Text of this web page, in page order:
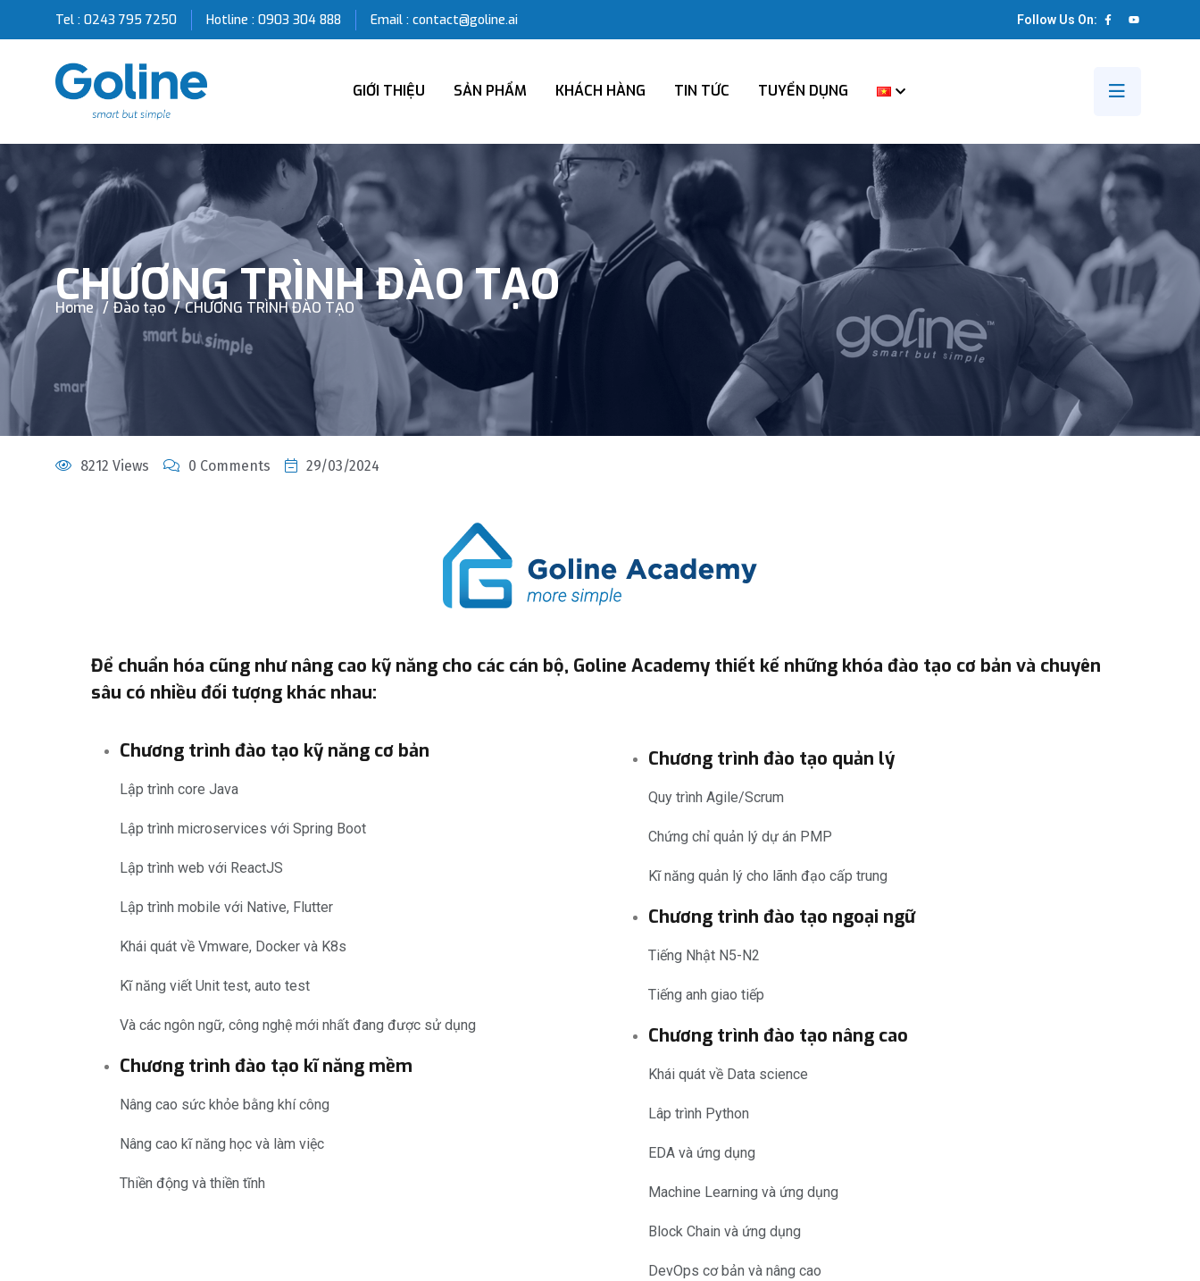
Tel : 0243 795 7250 Hotline : 0903 304 888 Email : contact@goline.ai Follow Us On:
GIỚI THIỆU SẢN PHẨM KHÁCH HÀNG TIN TỨC TUYỂN DỤNG
CHƯƠNG TRÌNH ĐÀO TẠO
Home Đào tạo CHƯƠNG TRÌNH ĐÀO TẠO
8212 Views 0 Comments 29/03/2024
Để chuẩn hóa cũng như nâng cao kỹ năng cho các cán bộ, Goline Academy thiết kế những khóa đào tạo cơ bản và chuyên
sâu có nhiều đối tượng khác nhau:
Chương trình đào tạo kỹ năng cơ bản
Lập trình core Java
Lập trình microservices với Spring Boot
Lập trình web với ReactJS
Lập trình mobile với Native, Flutter
Khái quát về Vmware, Docker và K8s
Kĩ năng viết Unit test, auto test
Và các ngôn ngữ, công nghệ mới nhất đang được sử dụng
Chương trình đào tạo kĩ năng mềm
Nâng cao sức khỏe bằng khí công
Nâng cao kĩ năng học và làm việc
Thiền động và thiền tĩnh
Chương trình đào tạo quản lý
Quy trình Agile/Scrum
Chứng chỉ quản lý dự án PMP
Kĩ năng quản lý cho lãnh đạo cấp trung
Chương trình đào tạo ngoại ngữ
Tiếng Nhật N5-N2
Tiếng anh giao tiếp
Chương trình đào tạo nâng cao
Khái quát về Data science
Lâp trình Python
EDA và ứng dụng
Machine Learning và ứng dụng
Block Chain và ứng dụng
DevOps cơ bản và nâng cao